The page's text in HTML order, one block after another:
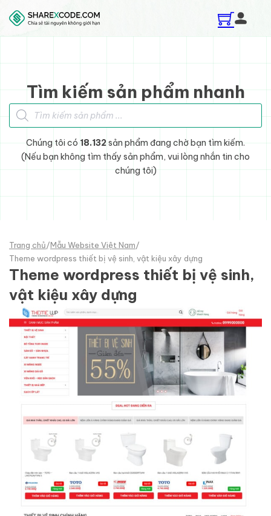
Skip to main content
Skip to footer
Tìm kiếm sản phẩm nhanh
Tìm kiếm sản phẩm
Chúng tôi có 18.132sản phẩm đang chờ bạn tìm kiếm.
(Nếu bạn không tìm thấy sản phẩm, vui lòng nhắn tin cho
chúng tôi)
Trang chủ/Mẫu Website Việt Nam/
Theme wordpress thiết bị vệ sinh, vật kiệu xây dựng
Theme wordpress thiết bị vệ sinh,
vật kiệu xây dựng